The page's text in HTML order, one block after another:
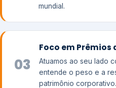
mundial.
03
Foco em Prêmios
Atuamos ao seu lado
entende o peso e a
patrimônio corporativo.